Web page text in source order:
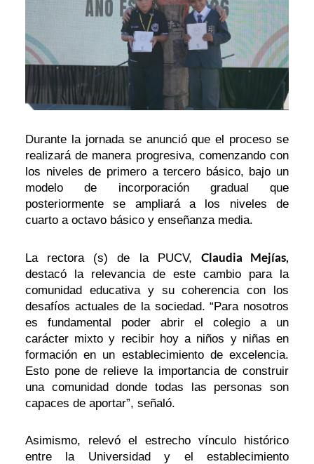
Durante la jornada se anunció que el proceso se
realizará de manera progresiva, comenzando con
los niveles de primero a tercero básico, bajo un
modelo de incorporación gradual que
posteriormente se ampliará a los niveles de
cuarto a octavo básico y enseñanza media.
La rectora (s) de la PUCV, Claudia Mejías,
destacó la relevancia de este cambio para la
comunidad educativa y su coherencia con los
desafíos actuales de la sociedad. “Para nosotros
es fundamental poder abrir el colegio a un
carácter mixto y recibir hoy a niños y niñas en
formación en un establecimiento de excelencia.
Esto pone de relieve la importancia de construir
una comunidad donde todas las personas son
capaces de aportar”, señaló.
Asimismo, relevó el estrecho vínculo histórico
entre la Universidad y el establecimiento